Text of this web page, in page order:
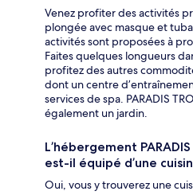
Venez profiter des activités
plongée avec masque et
activités sont proposées à
Faites quelques longueurs
profitez des autres
dont un centre
services de spa. PARADIS
également un jardin.
L’hébergement
est-il équipé d’une
Oui, vous y trouverez une